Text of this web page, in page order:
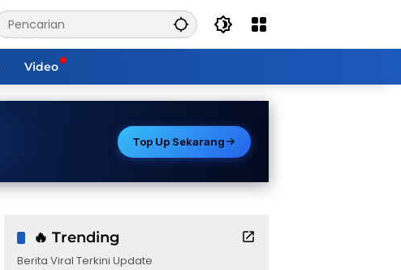
Video
Top Up Sekarang
🔥 Trending
Berita Viral Terkini Update